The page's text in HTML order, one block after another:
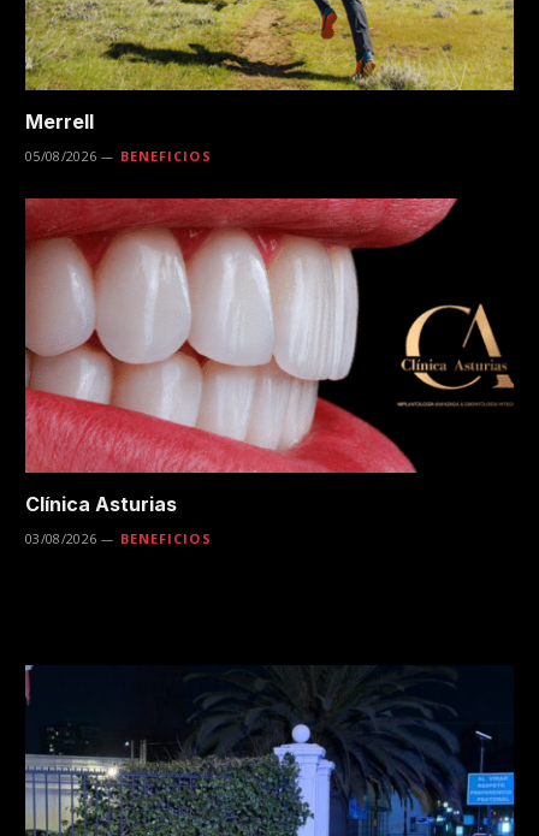
Merrell
05/08/2026 BENEFICIOS
Clínica Asturias
03/08/2026 BENEFICIOS